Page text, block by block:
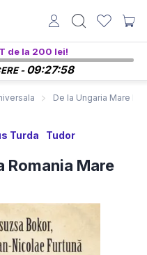
de la 200 lei!
-09:27:57
De la Ungaria Mare la
Turda
Tudor
Romania Mare